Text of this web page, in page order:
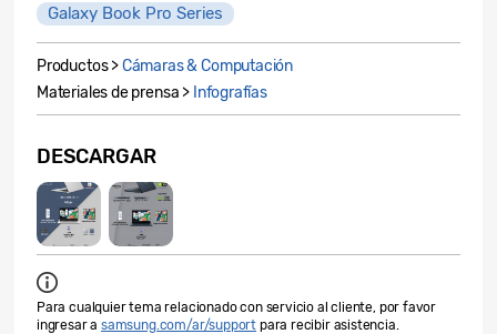
Galaxy Book Pro Series
Productos >Cámaras & Computación
Materiales de prensa > Infografías
DESCARGAR
Para cualquier tema relacionado con servicio al cliente, por favor
ingresar asamsung.com/ar/support para recibir asistencia.